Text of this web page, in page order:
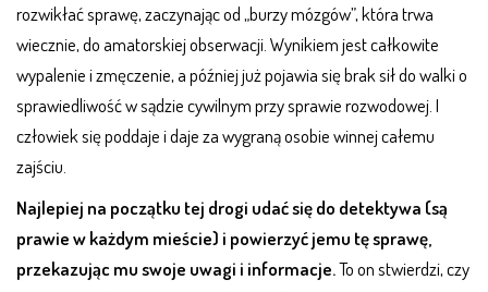
rozwikłać sprawę, zaczynając od „burzy mózgów”, która trwa
wiecznie, do amatorskiej obserwacji. Wynikiem jest całkowite
wypalenie i zmęczenie, a później już pojawia się brak sił do walki o
sprawiedliwość w sądzie cywilnym przy sprawie rozwodowej. I
człowiek się poddaje i daje za wygraną osobie winnej całemu
zajściu.
Najlepiej na początku tej drogi udać się do detektywa (są
prawie w każdym mieście) i powierzyć jemu tę sprawę,
przekazując mu swoje uwagi i informacje.To on stwierdzi, czy